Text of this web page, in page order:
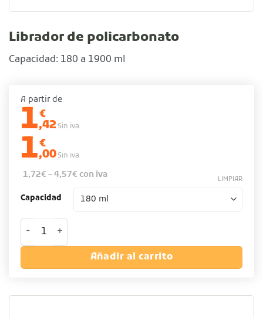
Librador de policarbonato
Capacidad: 180 a 1900 ml
A partir de
1€
,42Sin iva
1€
,00Sin iva
1,72€ –4,57€ con iva
Capacidad
LIMPIAR
Librador de policarbonato cantidad
Añadir al carrito